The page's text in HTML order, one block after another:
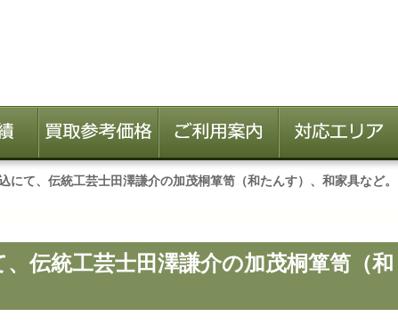
にて、伝統工芸士田澤謙介の加茂桐箪笥（和たんす）、和家具など。
伝統工芸士田澤謙介の加茂桐箪笥（和